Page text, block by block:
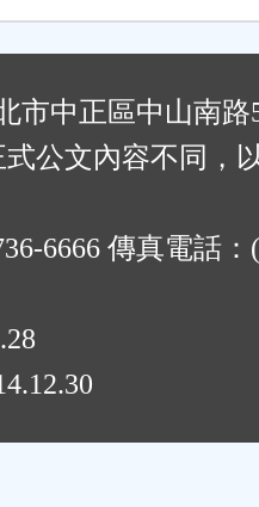
市中正區中山南
公文內容不同，
6666 傳真電話：